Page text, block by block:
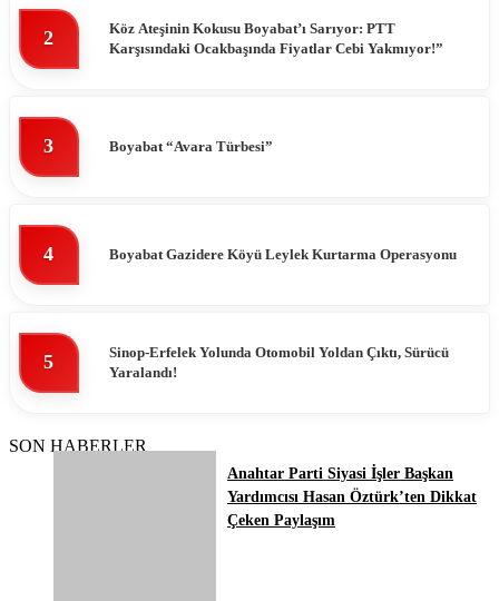
2
Köz Ateşinin Kokusu Boyabat’ı Sarıyor: PTT
Karşısındaki Ocakbaşında Fiyatlar Cebi Yakmıyor!”
3 Boyabat “Avara Türbesi”
4 Boyabat Gazidere Köyü Leylek Kurtarma Operasyonu
5
Sinop-Erfelek Yolunda Otomobil Yoldan Çıktı, Sürücü
Yaralandı!
SON HABERLER
Anahtar Parti Siyasi İşler Başkan
Yardımcısı Hasan Öztürk’ten Dikkat
Çeken Paylaşım